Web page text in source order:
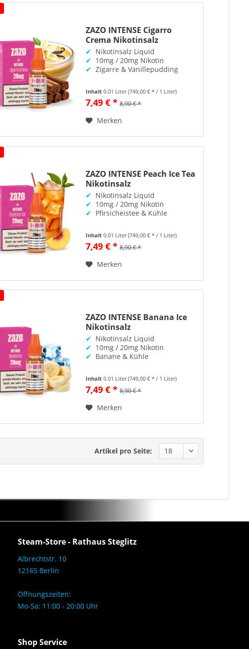
ZAZO INTENSE Cigarro
Crema Nikotinsalz
✔ Nikotinsalz Liquid
✔ 10mg / 20mg Nikotin
✔ Zigarre & Vanillepudding
Inhalt0.01 Liter(749,00 € * / 1 Liter)
7,49 € * 8,90 € *
Merken
ZAZO INTENSE Peach Ice Tea
Nikotinsalz
✔ Nikotinsalz Liquid
✔ 10mg / 20mg Nikotin
✔ Pfirsicheistee & Kühle
Inhalt0.01 Liter(749,00 € * / 1 Liter)
7,49 € * 8,90 € *
Merken
ZAZO INTENSE Banana Ice
Nikotinsalz
✔ Nikotinsalz Liquid
✔ 10mg / 20mg Nikotin
✔ Banane & Kühle
Inhalt0.01 Liter(749,00 € * / 1 Liter)
7,49 € * 8,90 € *
Merken
Artikel pro Seite:
Steam-Store - Rathaus Steglitz
Albrechtstr. 10
12165 Berlin
Öffnungszeiten:
Mo-Sa: 11:00 - 20:00 Uhr
Shop Service